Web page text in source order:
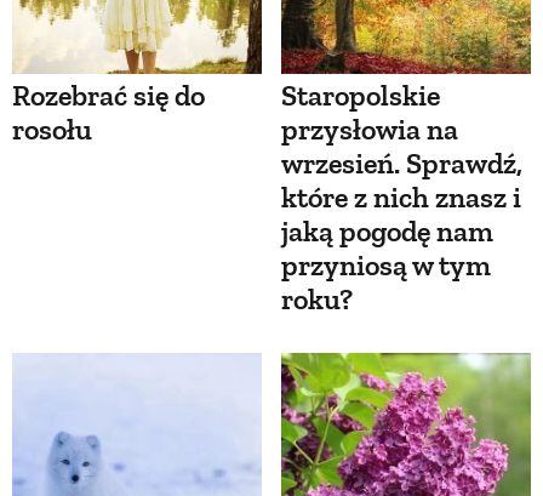
Rozebrać się do
rosołu
Staropolskie
przysłowia na
wrzesień. Sprawdź,
które z nich znasz i
jaką pogodę nam
przyniosą w tym
roku?